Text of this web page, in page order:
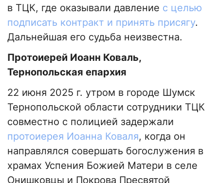
в ТЦК, где оказывали давление с целью
подписать контракт и принять присягу.
Дальнейшая его судьба неизвестна.
Протоиерей Иоанн Коваль,
Тернопольская епархия
22 июня 2025 г. утром в городе Шумск
Тернопольской области сотрудники ТЦК
совместно с полицией задержали
протоиерея Иоанна Коваля, когда он
направлялся совершать богослужения в
храмах Успения Божией Матери в селе
Онишковцы и Покрова Пресвятой